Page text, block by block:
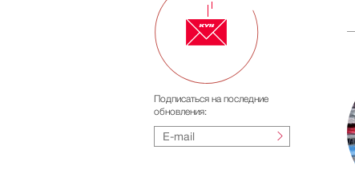
Подписаться на последние
обновления: